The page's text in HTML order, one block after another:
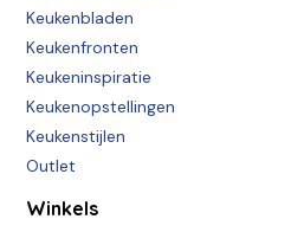
Keukenbladen
Keukenfronten
Keukeninspiratie
Keukenopstellingen
Keukenstijlen
Outlet
Winkels